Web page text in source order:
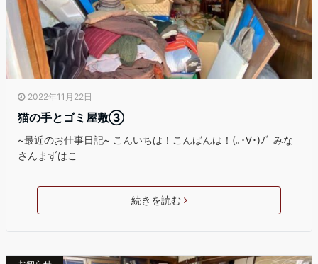
2022年11月22日
猫の手とゴミ屋敷③
~最近のお仕事日記~ こんいちは！こんばんは！(｡･∀･)ﾉﾞ みな
さんまずはこ
続きを読む